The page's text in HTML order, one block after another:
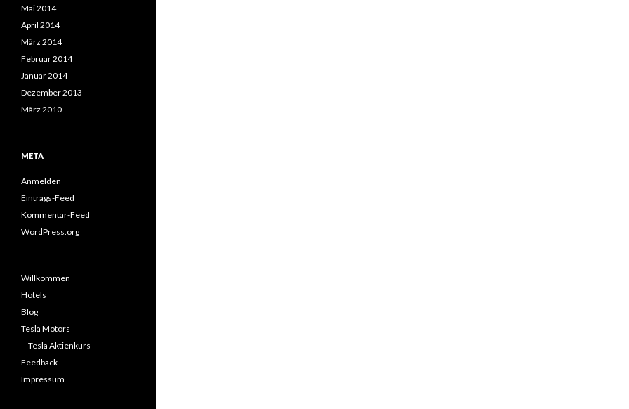
Mai 2014
April 2014
März 2014
Februar 2014
Januar 2014
Dezember 2013
März 2010
META
Anmelden
Eintrags-Feed
Kommentar-Feed
WordPress.org
Willkommen
Hotels
Blog
Tesla Motors
Tesla Aktienkurs
Feedback
Impressum